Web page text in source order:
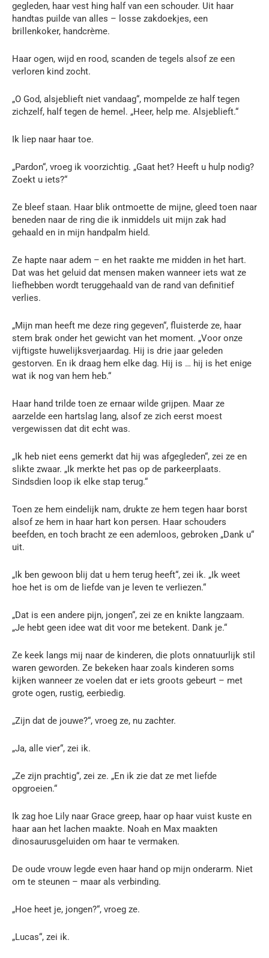
gegleden, haar vest hing half van een schouder. Uit haar
handtas puilde van alles – losse zakdoekjes, een
brillenkoker, handcrème.
Haar ogen, wijd en rood, scanden de tegels alsof ze een
verloren kind zocht.
„O God, alsjeblieft niet vandaag“, mompelde ze half tegen
zichzelf, half tegen de hemel. „Heer, help me. Alsjeblieft.“
Ik liep naar haar toe.
„Pardon“, vroeg ik voorzichtig. „Gaat het? Heeft u hulp nodig?
Zoekt u iets?“
Ze bleef staan. Haar blik ontmoette de mijne, gleed toen naar
beneden naar de ring die ik inmiddels uit mijn zak had
gehaald en in mijn handpalm hield.
Ze hapte naar adem – en het raakte me midden in het hart.
Dat was het geluid dat mensen maken wanneer iets wat ze
liefhebben wordt teruggehaald van de rand van definitief
verlies.
„Mijn man heeft me deze ring gegeven“, fluisterde ze, haar
stem brak onder het gewicht van het moment. „Voor onze
vijftigste huwelijksverjaardag. Hij is drie jaar geleden
gestorven. En ik draag hem elke dag. Hij is … hij is het enige
wat ik nog van hem heb.“
Haar hand trilde toen ze ernaar wilde grijpen. Maar ze
aarzelde een hartslag lang, alsof ze zich eerst moest
vergewissen dat dit echt was.
„Ik heb niet eens gemerkt dat hij was afgegleden“, zei ze en
slikte zwaar. „Ik merkte het pas op de parkeerplaats.
Sindsdien loop ik elke stap terug.“
Toen ze hem eindelijk nam, drukte ze hem tegen haar borst
alsof ze hem in haar hart kon persen. Haar schouders
beefden, en toch bracht ze een ademloos, gebroken „Dank u“
uit.
„Ik ben gewoon blij dat u hem terug heeft“, zei ik. „Ik weet
hoe het is om de liefde van je leven te verliezen.“
„Dat is een andere pijn, jongen“, zei ze en knikte langzaam.
„Je hebt geen idee wat dit voor me betekent. Dank je.“
Ze keek langs mij naar de kinderen, die plots onnatuurlijk stil
waren geworden. Ze bekeken haar zoals kinderen soms
kijken wanneer ze voelen dat er iets groots gebeurt – met
grote ogen, rustig, eerbiedig.
„Zijn dat de jouwe?“, vroeg ze, nu zachter.
„Ja, alle vier“, zei ik.
„Ze zijn prachtig“, zei ze. „En ik zie dat ze met liefde
opgroeien.“
Ik zag hoe Lily naar Grace greep, haar op haar vuist kuste en
haar aan het lachen maakte. Noah en Max maakten
dinosaurusgeluiden om haar te vermaken.
De oude vrouw legde even haar hand op mijn onderarm. Niet
om te steunen – maar als verbinding.
„Hoe heet je, jongen?“, vroeg ze.
„Lucas“, zei ik.